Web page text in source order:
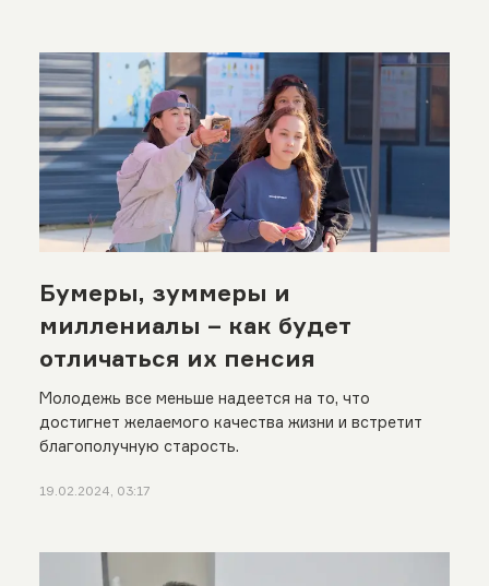
Бумеры, зуммеры и
миллениалы – как будет
отличаться их пенсия
Молодежь все меньше надеется на то, что
достигнет желаемого качества жизни и встретит
благополучную старость.
19.02.2024, 03:17